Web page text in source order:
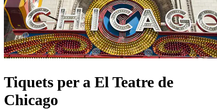
Tiquets per a El Teatre de
Chicago